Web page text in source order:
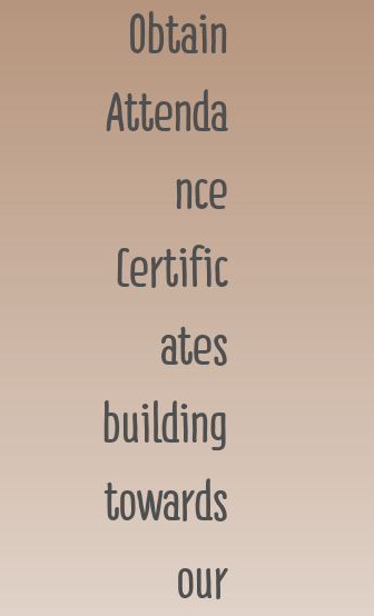
Obtain
Attenda
nce
Certific
ates
building
towards
our